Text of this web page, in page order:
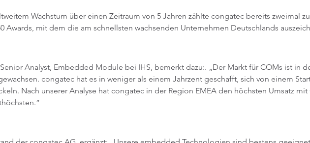
Wachstum über einen Zeitraum von 5 Jahren zählte congatec bereits zweimal
Awards, mit dem die am schnellsten wachsenden Unternehmen Deutschlands
Analyst, Embedded Module bei IHS, bemerkt dazu:. „Der Markt für COMs ist in
congatec hat es in weniger als einem Jahrzent geschafft, sich von einem
Nach unserer Analyse hat congatec in der Region EMEA den höchsten Umsatz